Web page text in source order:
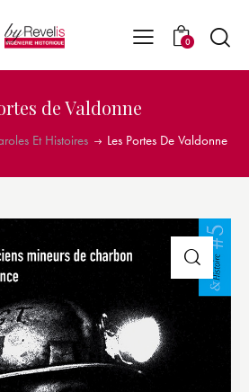
0
de Valdonne
Et Histoires Les Portes De Valdonne